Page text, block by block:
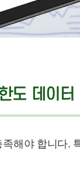
도 데이터
해야 합니다.